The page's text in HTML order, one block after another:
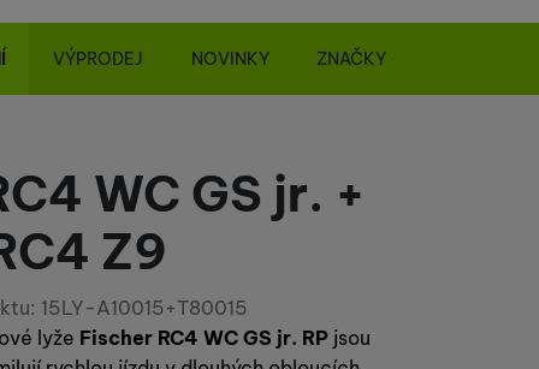
VÝPRODEJ NOVINKY ZNAČKY
WC GS jr. +
Z9
15LY-A10015+T80015
lyže Fischer RC4 WC GS jr. RP jsou